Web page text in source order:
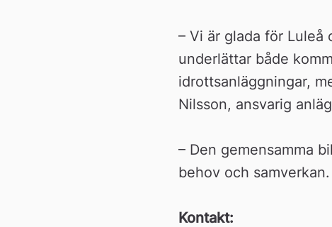
– Vi är glada för Luleå
underlättar både
idrottsanläggningar,
Nilsson, ansvarig
– Den gemensamma
behov och samverkan.
Kontakt: